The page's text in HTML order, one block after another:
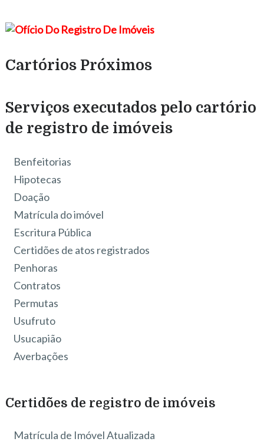
Cartórios Próximos
Serviços executados pelo cartório
de registro de imóveis
Benfeitorias
Hipotecas
Doação
Matrícula do imóvel
Escritura Pública
Certidões de atos registrados
Penhoras
Contratos
Permutas
Usufruto
Usucapião
Averbações
Certidões de registro de imóveis
Matrícula de Imóvel Atualizada